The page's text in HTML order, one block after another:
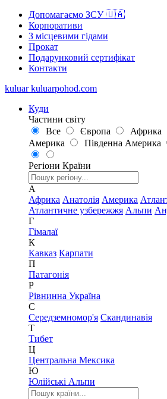
Допомагаємо ЗСУ 🇺🇦
Корпоративи
З місцевими гідами
Прокат
Подарунковий сертифікат
Контакти
kuluar kuluarpohod.com
Куди
Частини світу
Все
Європа Африка
Америка
Південна Америка
Регіони Країни
А
Африка Анатолія Америка
Атлантичне узбережжя Альпи
Г
Гімалаї
К
Кавказ Карпати
П
Патагонія
Р
Рівнинна Україна
С
Середземномор'я Скандинавія
Т
Тибет
Ц
Центральна Мексика
Ю
Юлійські Альпи